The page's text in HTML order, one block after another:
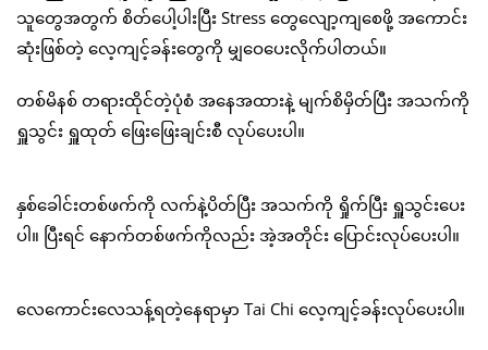
သူတွေအတွက် စိတ်ပေါ့ပါးပြီး Stress တွေလျော့ကျစေဖို့ အကောင်း
ဆုံးဖြစ်တဲ့ လေ့ကျင့်ခန်းတွေကို မျှဝေပေးလိုက်ပါတယ်။
တစ်မိနစ် တရားထိုင်တဲ့ပုံစံ အနေအထားနဲ့ မျက်စိမှိတ်ပြီး အသက်ကို
ရှူသွင်း ရှူထုတ် ဖြေးဖြေးချင်းစီ လုပ်ပေးပါ။
နှစ်ခေါင်းတစ်ဖက်ကို လက်နဲ့ပိတ်ပြီး အသက်ကို ရှိုက်ပြီး ရှူသွင်းပေး
ပါ။ ပြီးရင် နောက်တစ်ဖက်ကိုလည်း အဲ့အတိုင်း ပြောင်းလုပ်ပေးပါ။
လေကောင်းလေသန့်ရတဲ့နေရာမှာ Tai Chi လေ့ကျင့်ခန်းလုပ်ပေးပါ။